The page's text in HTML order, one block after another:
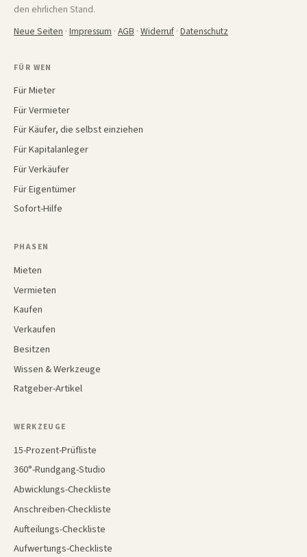
den ehrlichen Stand.
Neue Seiten · Impressum · AGB · Widerruf · Datenschutz
FÜR WEN
Für Mieter
Für Vermieter
Für Käufer, die selbst einziehen
Für Kapitalanleger
Für Verkäufer
Für Eigentümer
Sofort-Hilfe
PHASEN
Mieten
Vermieten
Kaufen
Verkaufen
Besitzen
Wissen & Werkzeuge
Ratgeber-Artikel
WERKZEUGE
15-Prozent-Prüfliste
360°-Rundgang-Studio
Abwicklungs-Checkliste
Anschreiben-Checkliste
Aufteilungs-Checkliste
Aufwertungs-Checkliste